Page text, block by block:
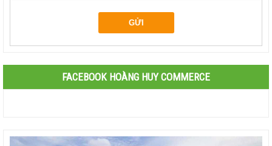
FACEBOOK HOÀNG HUY COMMERCE